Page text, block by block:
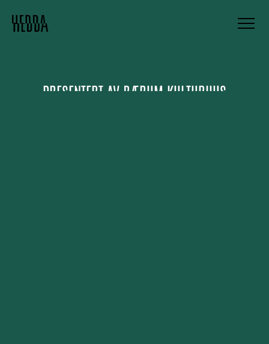
PRESENTERT AV BÆRUM KULTURHUS